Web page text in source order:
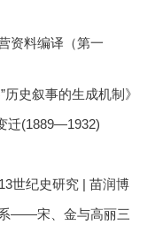
资料编译（第一
历史叙事的生成机制》
迁(1889—1932)
世纪史研究 | 苗润博
——宋、金与高丽三